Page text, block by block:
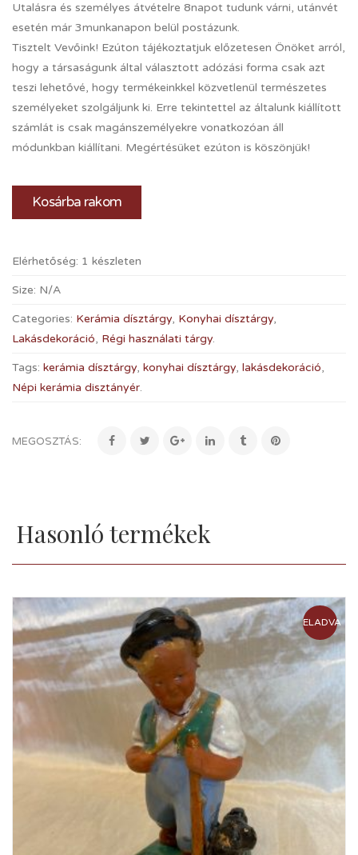
Utalásra és személyes átvételre 8napot tudunk várni, utánvét
esetén már 3munkanapon belül postázunk.
Tisztelt Vevőink! Ezúton tájékoztatjuk előzetesen Önöket arról,
hogy a társaságunk által választott adózási forma csak azt
teszi lehetővé, hogy termékeinkkel közvetlenül természetes
személyeket szolgáljunk ki. Erre tekintettel az általunk kiállított
számlát is csak magánszemélyekre vonatkozóan áll
módunkban kiállítani. Megértésüket ezúton is köszönjük!
Kosárba rakom
Elérhetőség: 1 készleten
Size: N/A
Categories: Kerámia dísztárgy, Konyhai dísztárgy,
Lakásdekoráció, Régi használati tárgy.
Tags: kerámia dísztárgy, konyhai dísztárgy, lakásdekoráció,
Népi kerámia disztányér.
MEGOSZTÁS:
Hasonló termékek
ELADVA